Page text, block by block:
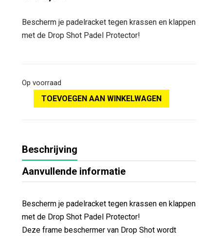
Bescherm je padelracket tegen krassen en klappen
met de Drop Shot Padel Protector!
Op voorraad
TOEVOEGEN AAN WINKELWAGEN
Beschrijving
Aanvullende informatie
Bescherm je padelracket tegen krassen en klappen
met de Drop Shot Padel Protector!
Deze frame beschermer van Drop Shot wordt